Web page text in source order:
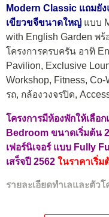
Modern Classic แถมยั
เขียวขจีขนาดใหญ่ แบบ
with English Garden พ
โครงการครบครัน อาทิ
Pavilion, Exclusive
Workshop, Fitness,
รถ, กล้องวงจรปิด,
โครงการมีห้องพักให้เลือ
Bedroom ขนาดเริ่มต้น
เฟอร์นิเจอร์ แบบ Fully
เสร็จปี 2562 ในราคาเริ่
รายละเอียดทำเลและตัว